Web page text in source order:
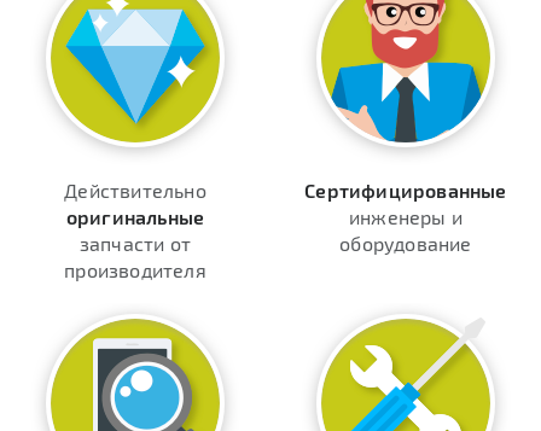
Действительно
оригинальные
запчасти от
производителя
Сертифицированные
инженеры и
оборудование